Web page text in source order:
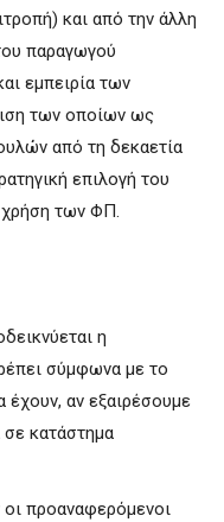
και από την άλλη
παραγωγού
εμπειρία των
των οποίων ως
από τη δεκαετία
επιλογή του
χρήση των ΦΠ.
η
σύμφωνα με το
αν εξαιρέσουμε
κατάστημα
προαναφερόμενοι